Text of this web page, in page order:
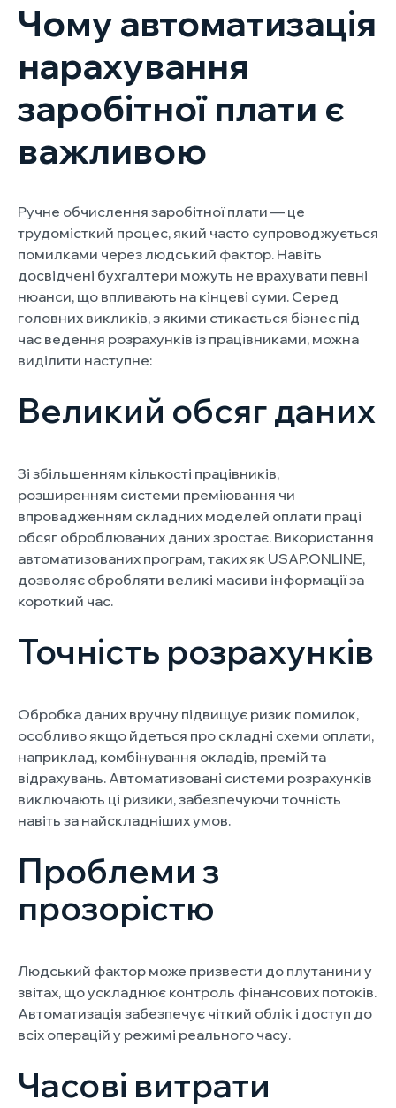
Чому автоматизація
нарахування
заробітної плати є
важливою
Ручне обчислення заробітної плати — це
трудомісткий процес, який часто супроводжується
помилками через людський фактор. Навіть
досвідчені бухгалтери можуть не врахувати певні
нюанси, що впливають на кінцеві суми. Серед
головних викликів, з якими стикається бізнес під
час ведення розрахунків із працівниками, можна
виділити наступне:
Великий обсяг даних
Зі збільшенням кількості працівників,
розширенням системи преміювання чи
впровадженням складних моделей оплати праці
обсяг оброблюваних даних зростає. Використання
автоматизованих програм, таких як USAP.ONLINE,
дозволяє обробляти великі масиви інформації за
короткий час.
Точність розрахунків
Обробка даних вручну підвищує ризик помилок,
особливо якщо йдеться про складні схеми оплати,
наприклад, комбінування окладів, премій та
відрахувань. Автоматизовані системи розрахунків
виключають ці ризики, забезпечуючи точність
навіть за найскладніших умов.
Проблеми з
прозорістю
Людський фактор може призвести до плутанини у
звітах, що ускладнює контроль фінансових потоків.
Автоматизація забезпечує чіткий облік і доступ до
всіх операцій у режимі реального часу.
Часові витрати